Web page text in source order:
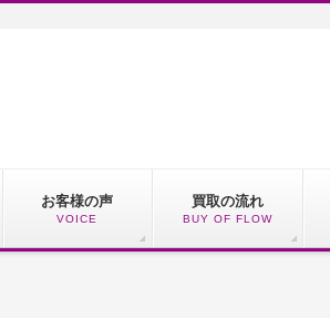
お客様の声
VOICE
買取の流れ
BUY OF FLOW